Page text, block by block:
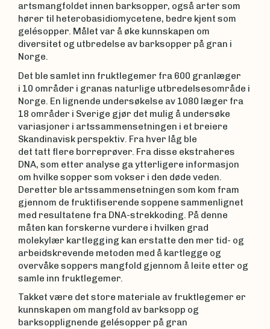
artsmangfoldet innen barksopper, også arter som
hører til heterobasidiomycetene, bedre kjent som
gelésopper. Målet var å øke kunnskapen om
diversitet og utbredelse av barksopper på gran i
Norge.
Det ble samlet inn fruktlegemer fra 600 granlæger
i 10 områder i granas naturlige utbredelsesområde i
Norge. En lignende undersøkelse av 1080 læger fra
18 områder i Sverige gjør det mulig å undersøke
variasjoner i artssammensetningen i et breiere
Skandinavisk perspektiv. Fra hver låg ble
det tatt flere borreprøver. Fra disse ekstraheres
DNA, som etter analyse ga ytterligere informasjon
om hvilke sopper som vokser i den døde veden.
Deretter ble artssammensetningen som kom fram
gjennom de fruktifiserende soppene sammenlignet
med resultatene fra DNA-strekkoding. På denne
måten kan forskerne vurdere i hvilken grad
molekylær kartlegging kan erstatte den mer tid- og
arbeidskrevende metoden med å kartlegge og
overvåke soppers mangfold gjennom å leite etter og
samle inn fruktlegemer.
Takket være det store materiale av fruktlegemer er
kunnskapen om mangfold av barksopp og
barksopplignende gelésopper på gran